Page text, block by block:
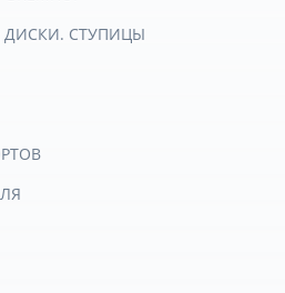
ДИСКИ. СТУПИЦЫ